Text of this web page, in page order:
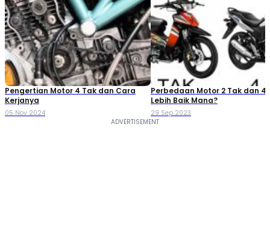
Pengertian Motor 4 Tak dan Cara
Kerjanya
05 Nov 2024
Perbedaan Motor 2 Tak dan 4
Lebih Baik Mana?
29 Sep 2023